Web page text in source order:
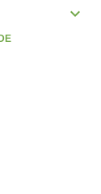
expand_more